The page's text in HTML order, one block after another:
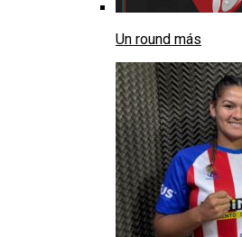
Un round más